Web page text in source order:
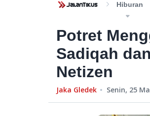
Hiburan
Potret
Sadiqah
Netizen
Jaka Gledek Senin, 25